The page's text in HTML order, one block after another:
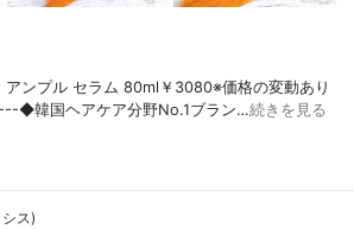
アンプル セラム 80ml￥3080※価格の変動あり
国ヘアケア分野No.1ブラン…続きを見る
ス)